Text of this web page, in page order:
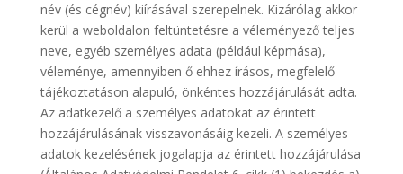
név (és cégnév) kiírásával szerepelnek. Kizárólag akkor
kerül a weboldalon feltüntetésre a véleményező teljes
neve, egyéb személyes adata (például képmása),
véleménye, amennyiben ő ehhez írásos, megfelelő
tájékoztatáson alapuló, önkéntes hozzájárulását adta.
Az adatkezelő a személyes adatokat az érintett
hozzájárulásának visszavonásáig kezeli. A személyes
adatok kezelésének jogalapja az érintett hozzájárulása